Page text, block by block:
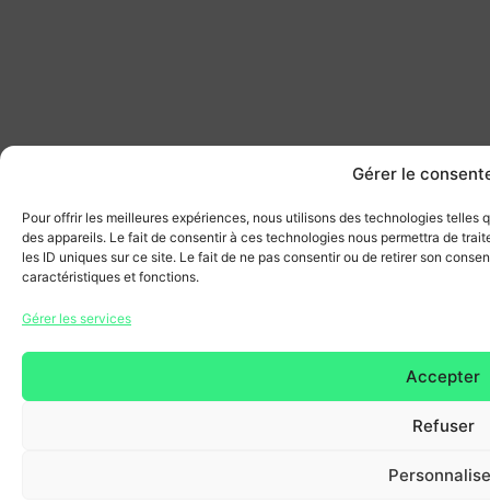
Gérer le
Pour offrir les meilleures expériences, nous utilisons des technologies
des appareils. Le fait de consentir à ces technologies nous permettra de
les ID uniques sur ce site. Le fait de ne pas consentir ou de retirer son
caractéristiques et fonctions.
Gérer les services
Accepter
Refuser